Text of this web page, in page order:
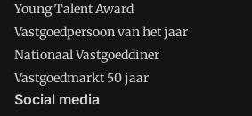
Young Talent Award
Vastgoedpersoon van het jaar
Nationaal Vastgoeddiner
Vastgoedmarkt 50 jaar
Social media